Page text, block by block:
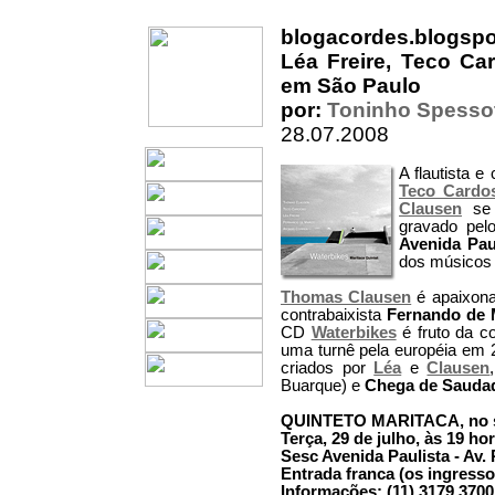
Léa Freire, Teco
em São Paulo
por: Toninho
28.07.2008
A flautista e
Teco
Clausen se
gravado
Avenida
dos músicos
Thomas Clausen é
contrabaixista Fernando de
CD Waterbikesé fruto da
uma turnê pela européia
criados por
Léa eClausen
Buarque) e Chega de
QUINTETO MARITACA,
Terça, 29 de julho, às 19
Sesc Avenida Paulista - Av.
Entrada franca (os